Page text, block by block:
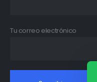
Tu correo electrónico